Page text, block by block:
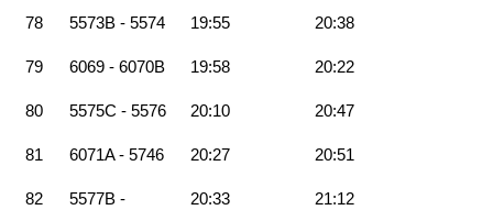
78 5573B - 5574 19:55 20:38
79 6069 - 6070B 19:58 20:22
80 5575C - 5576 20:10 20:47
81 6071A - 5746 20:27 20:51
82
5577B -
20:33 21:12